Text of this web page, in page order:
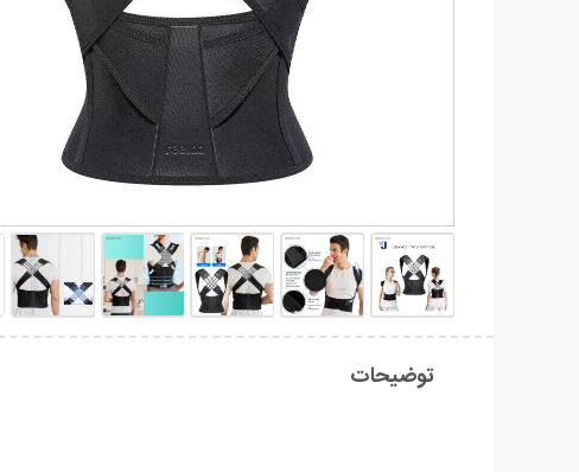
توضیحات